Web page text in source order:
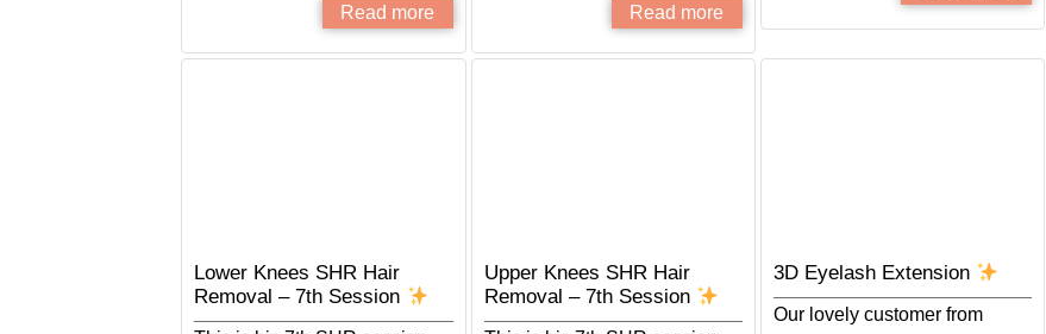
Read more Read more
Lower Knees SHR Hair
Removal – 7th Session
Upper Knees SHR Hair
Removal – 7th Session
3D Eyelash Extension
Our lovely customer from